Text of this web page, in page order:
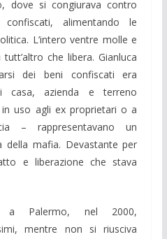
dove si congiurava contro
alimentando le
L’intero ventre molle e
che libera. Gianluca
dei beni confiscati era
casa, azienda e terreno
uso agli ex proprietari o a
– rappresentavano un
della mafia. Devastante per
e liberazione che stava
a Palermo, nel 2000,
mentre non si riusciva